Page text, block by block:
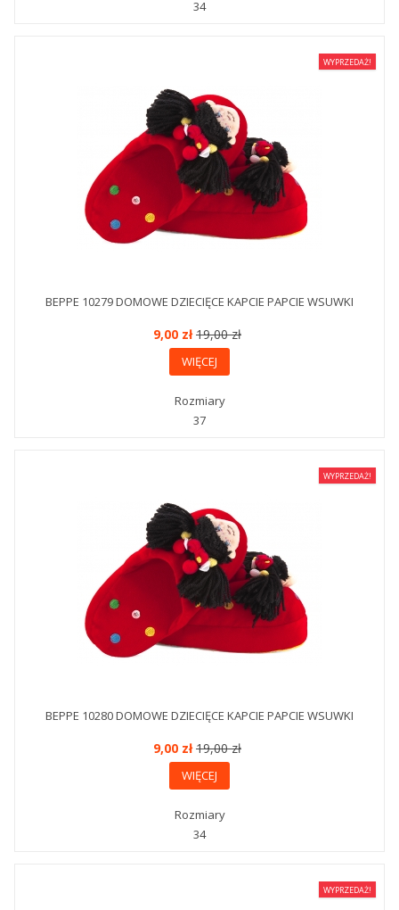
34
WYPRZEDAŻ!
BEPPE 10279 DOMOWE DZIECIĘCE KAPCIE PAPCIE WSUWKI
9,00 zł19,00 zł
WIĘCEJ
Rozmiary
37
WYPRZEDAŻ!
BEPPE 10280 DOMOWE DZIECIĘCE KAPCIE PAPCIE WSUWKI
9,00 zł19,00 zł
WIĘCEJ
Rozmiary
34
WYPRZEDAŻ!